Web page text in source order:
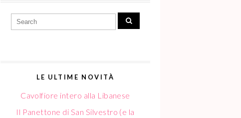
LE ULTIME NOVITÀ
Cavolfiore intero alla Libanese
Il Panettone di San Silvestro (e la